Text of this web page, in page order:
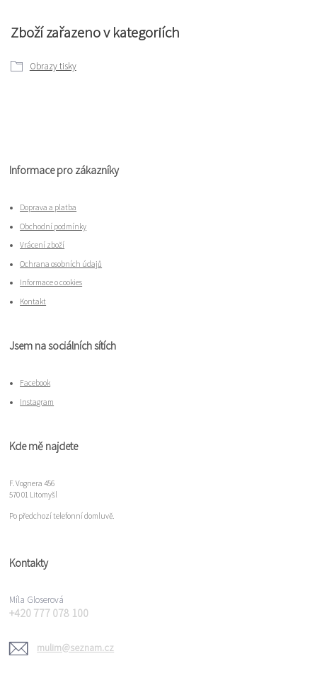
Zboží zařazeno v kategoriích
Obrazy tisky
Informace pro zákazníky
Doprava a platba
Obchodní podmínky
Vrácení zboží
Ochrana osobních údajů
Informace o cookies
Kontakt
Jsem na sociálních sítích
Facebook
Instagram
Kde mě najdete
F. Vognera 456
570 01 Litomyšl
Po předchozí telefonní domluvě.
Kontakty
Míla Gloserová
+420 777 078 100
mulim@seznam.cz